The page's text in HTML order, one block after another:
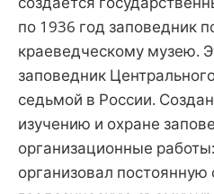
по 1936 год заповедник
краеведческому музею.
заповедник
седьмой в России.
изучению и охране
организационные
организовал постоянную